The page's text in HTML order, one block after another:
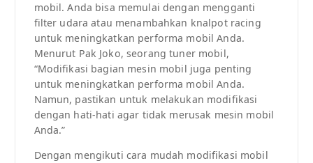
mobil. Anda bisa memulai dengan mengganti
filter udara atau menambahkan knalpot racing
untuk meningkatkan performa mobil Anda.
Menurut Pak Joko, seorang tuner mobil,
“Modifikasi bagian mesin mobil juga penting
untuk meningkatkan performa mobil Anda.
Namun, pastikan untuk melakukan modifikasi
dengan hati-hati agar tidak merusak mesin mobil
Anda.”
Dengan mengikuti cara mudah modifikasi mobil